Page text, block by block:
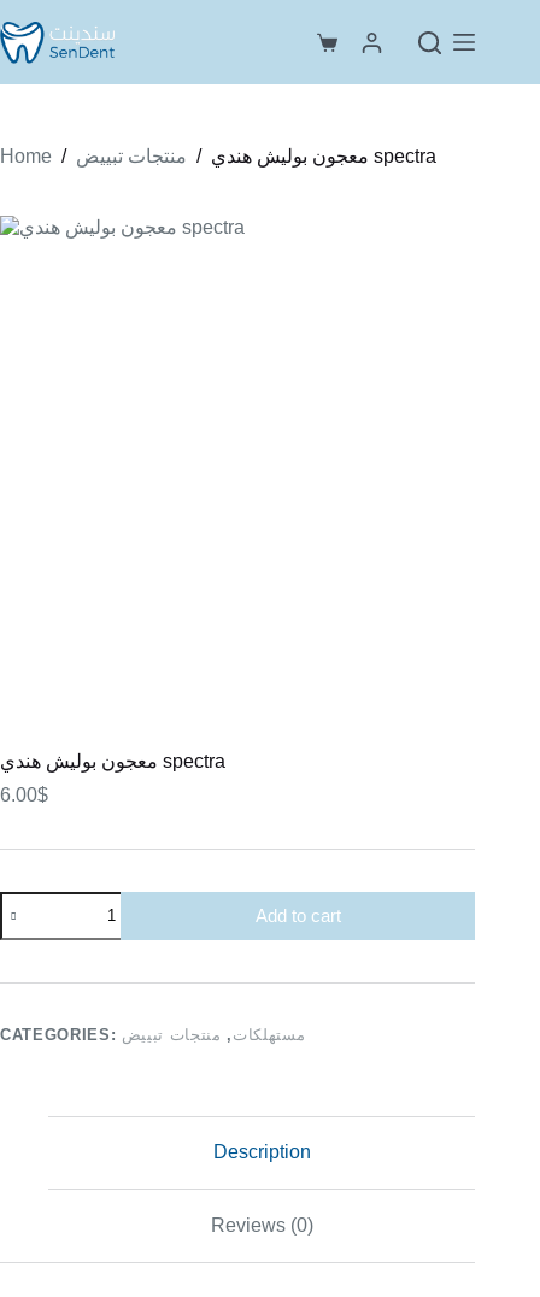
to
content
Shopping
Home / منتجات تبييض / معجون بوليش هندي spectra
معجون بوليش هندي spectra
6.00$
معجون
بوليش
هندي
quantity
Add to cart
CATEGORIES: مستهلكات , منتجات تبييض
Description
Reviews (0)